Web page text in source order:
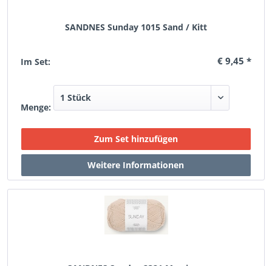
SANDNES Sunday 1015 Sand / Kitt
Im Set: € 9,45 *
Menge: